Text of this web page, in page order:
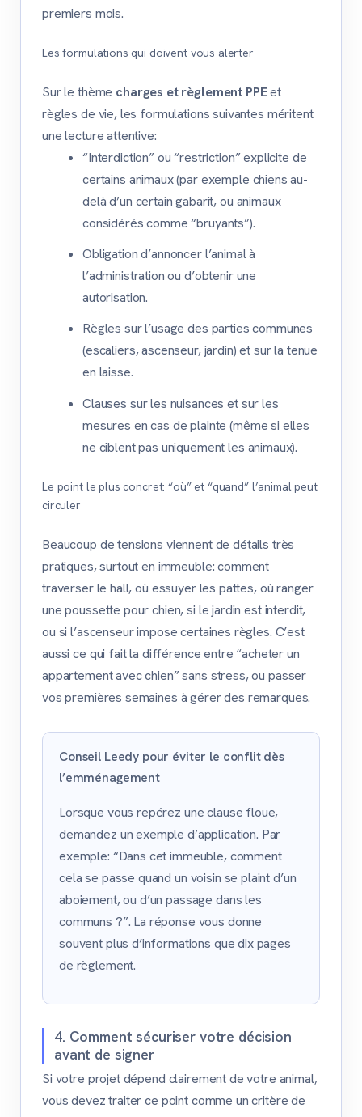
premiers mois.
Les formulations qui doivent vous alerter
Sur le thème charges et règlement PPEet
règles de vie, les formulations suivantes méritent
une lecture attentive:
“Interdiction” ou “restriction” explicite de
certains animaux (par exemple chiens au-
delà d’un certain gabarit, ou animaux
considérés comme “bruyants”).
Obligation d’annoncer l’animal à
l’administration ou d’obtenir une
autorisation.
Règles sur l’usage des parties communes
(escaliers, ascenseur, jardin) et sur la tenue
en laisse.
Clauses sur les nuisances et sur les
mesures en cas de plainte (même si elles
ne ciblent pas uniquement les animaux).
Le point le plus concret: “où” et “quand” l’animal peut
circuler
Beaucoup de tensions viennent de détails très
pratiques, surtout en immeuble: comment
traverser le hall, où essuyer les pattes, où ranger
une poussette pour chien, si le jardin est interdit,
ou si l’ascenseur impose certaines règles. C’est
aussi ce qui fait la différence entre “acheter un
appartement avec chien” sans stress, ou passer
vos premières semaines à gérer des remarques.
Conseil Leedy pour éviter le conflit dès
l’emménagement
Lorsque vous repérez une clause floue,
demandez un exemple d’application. Par
exemple: “Dans cet immeuble, comment
cela se passe quand un voisin se plaint d’un
aboiement, ou d’un passage dans les
communs ?”. La réponse vous donne
souvent plus d’informations que dix pages
de règlement.
4. Comment sécuriser votre décision
avant de signer
Si votre projet dépend clairement de votre animal,
vous devez traiter ce point comme un critère de